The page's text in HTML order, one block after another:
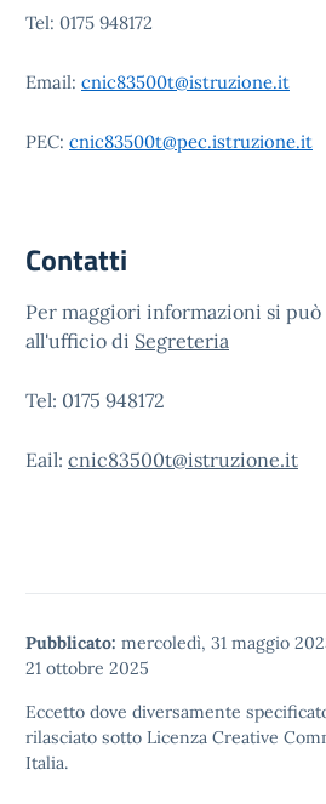
Tel: 0175 948172
Email: cnic83500t@istruzione.it
PEC: cnic83500t@pec.istruzione.it
Contatti
Per maggiori informazioni si
all'ufficio di Segreteria
Tel: 0175 948172
Eail: cnic83500t@istruzione.it
Pubblicato: mercoledì, 31 maggio
21 ottobre 2025
Eccetto dove diversamente
rilasciato sotto Licenza Creative
Italia.